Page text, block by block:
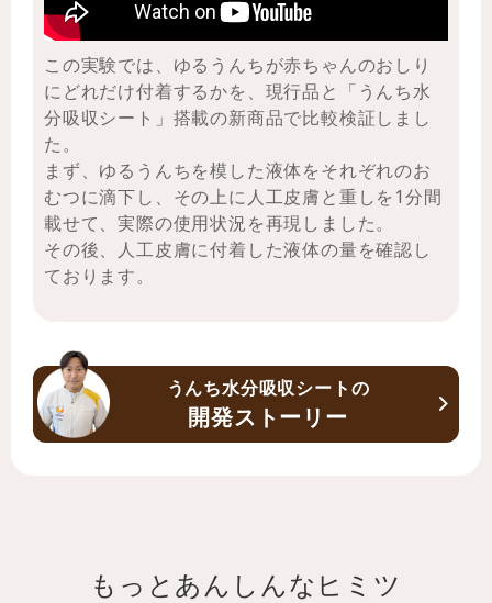
この実験では、ゆるうんちが赤ちゃんのおしり
にどれだけ付着するかを、現行品と「うんち水
分吸収シート」搭載の新商品で比較検証しまし
た。
まず、ゆるうんちを模した液体をそれぞれのお
むつに滴下し、その上に人工皮膚と重しを1分間
載せて、実際の使用状況を再現しました。
その後、人工皮膚に付着した液体の量を確認し
ております。
うんち水分吸収シートの
開発ストーリー
もっとあんしんなヒミツ